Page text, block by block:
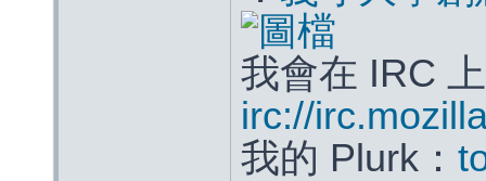
我會在 IRC
irc://
我的 Plurk：